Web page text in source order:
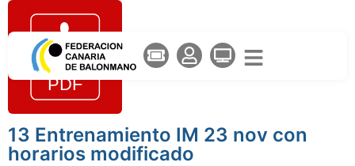
13 Entrenamiento IM 23 nov con
horarios modificado